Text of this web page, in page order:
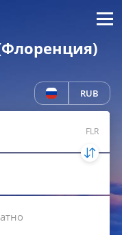
Меню
RUB
FLR